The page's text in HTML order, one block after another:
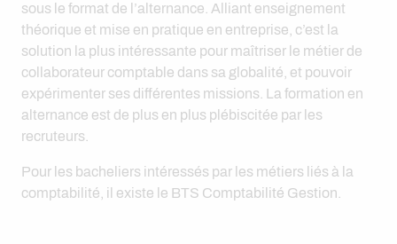
sous le format de l’alternance. Alliant enseignement
théorique et mise en pratique en entreprise, c’est la
solution la plus intéressante pour maîtriser le métier de
collaborateur comptable dans sa globalité, et pouvoir
expérimenter ses différentes missions. La formation en
alternance est de plus en plus plébiscitée par les
recruteurs.
Pour les bacheliers intéressés par les métiers liés à la
comptabilité, il existe le BTS Comptabilité Gestion.